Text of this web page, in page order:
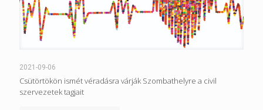
2021-09-06
Csütörtökön ismét véradásra várják Szombathelyre a civil
szervezetek tagjait